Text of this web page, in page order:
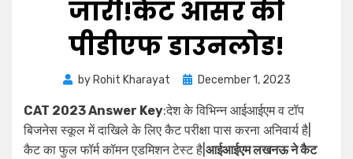
जारी!कैट आंसर की
पीडीएफ डाउनलोड!
by Rohit Kharayat December 1, 2023
CAT 2023 Answer Key:देश के विभिन्न आईआईएम व टॉप
बिजनेस स्कूल में दाखिले के लिए कैट परीक्षा पास करना अनिवार्य है|
कैट का फुल फॉर्म कॉमन एडमिशन टेस्ट है| आईआईएम लखनऊ ने कैट